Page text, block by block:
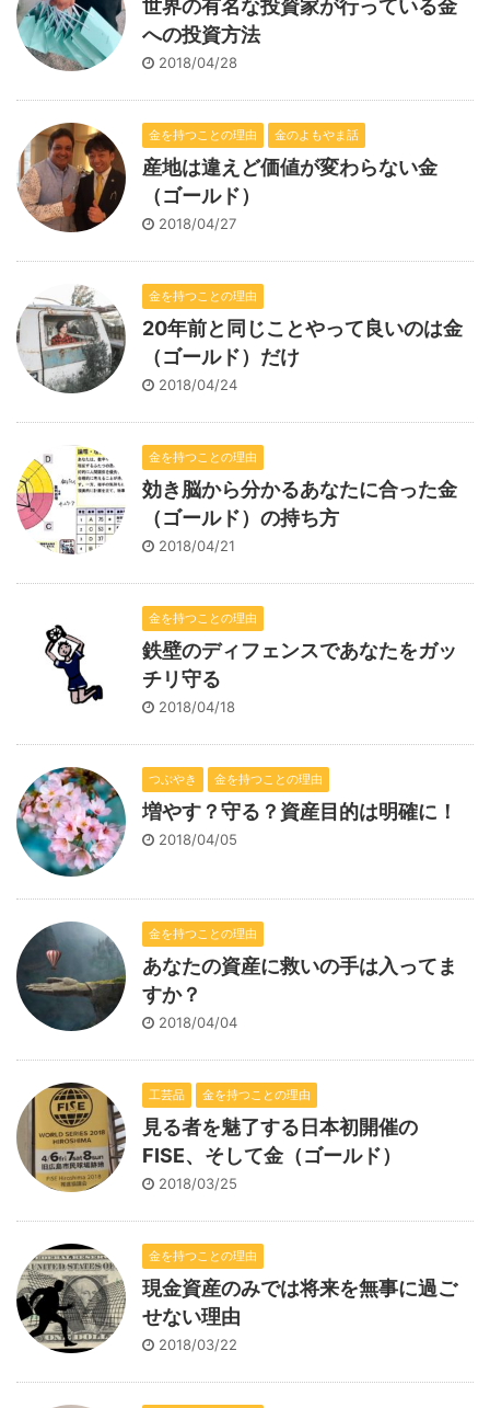
世界の有名な投資家が行っている金
への投資方法
2018/04/28
金を持つことの理由 金のよもやま話
産地は違えど価値が変わらない金
（ゴールド）
2018/04/27
金を持つことの理由
20年前と同じことやって良いのは金
（ゴールド）だけ
2018/04/24
金を持つことの理由
効き脳から分かるあなたに合った金
（ゴールド）の持ち方
2018/04/21
金を持つことの理由
鉄壁のディフェンスであなたをガッ
チリ守る
2018/04/18
つぶやき 金を持つことの理由
増やす？守る？資産目的は明確に！
2018/04/05
金を持つことの理由
あなたの資産に救いの手は入ってま
すか？
2018/04/04
工芸品 金を持つことの理由
見る者を魅了する日本初開催の
FISE、そして金（ゴールド）
2018/03/25
金を持つことの理由
現金資産のみでは将来を無事に過ご
せない理由
2018/03/22